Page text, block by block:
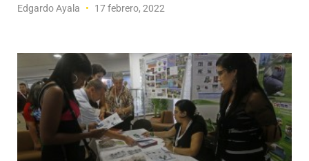
Edgardo Ayala 17 febrero, 2022